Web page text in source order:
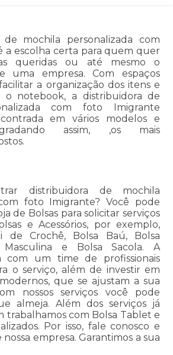
mochila personalizada com
a escolha certa para quem quer
queridas ou até mesmo o
uma empresa. Com espaços
a organização dos itens e
o notebook, a distribuidora de
com foto Imigrante
em vários modelos e
assim, ,os mais
distribuidora de mochila
foto Imigrante? Você pode
de Bolsas para solicitar serviços
e Acessórios, por exemplo,
de Crochê, Bolsa Baú, Bolsa
Masculina e Bolsa Sacola. A
com um time de profissionais
o serviço, além de investir em
que se ajustam a sua
nossos serviços você pode
almeja. Além dos serviços já
trabalhamos com Bolsa Tablet e
Por isso, fale conosco e
nossa empresa. Garantimos a sua